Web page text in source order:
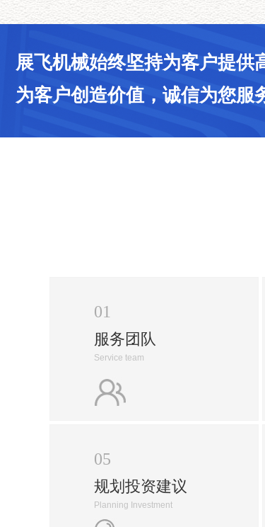
展飞机械始终坚持为客户提供
为客户创造价值，诚信为您服
01
服务团队
Service team
05
规划投资建议
Planning Investment